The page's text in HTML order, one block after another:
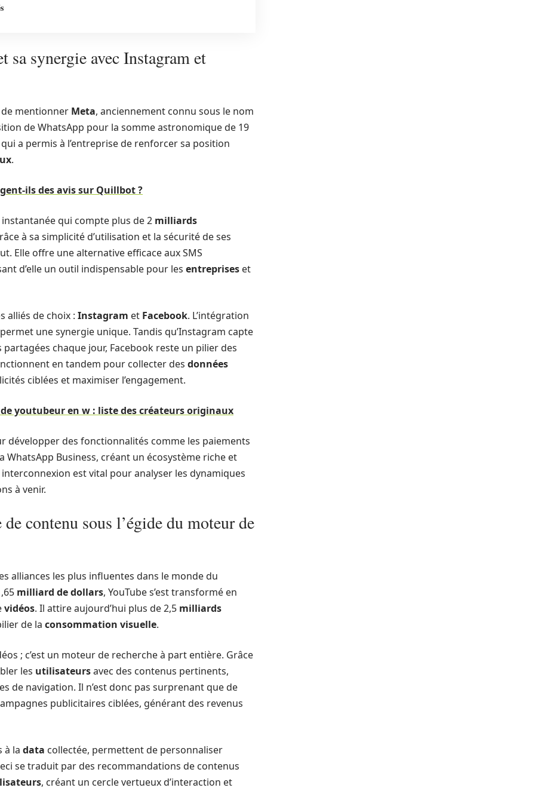
synergie avec Instagram et
mentionner Meta, anciennement connu sous le nom
de WhatsApp pour la somme astronomique de 19
a permis à l’entreprise de renforcer sa position
.
ils des avis sur Quillbot ?
qui compte plus de 2 milliards
à sa simplicité d’utilisation et la sécurité de ses
Elle offre une alternative efficace aux SMS
d’elle un outil indispensable pour les entreprises et
alliés de choix : Instagram et Facebook. L’intégration
une synergie unique. Tandis qu’Instagram capte
chaque jour, Facebook reste un pilier des
en tandem pour collecter des données
ciblées et maximiser l’engagement.
youtubeur en w : liste des créateurs originaux
développer des fonctionnalités comme les paiements
Business, créant un écosystème riche et
est vital pour analyser les dynamiques
à venir.
contenu sous l’égide du moteur de
alliances les plus influentes dans le monde du
milliard de dollars, YouTube s’est transformé en
vidéos. Il attire aujourd’hui plus de 2,5 milliards
de la consommation visuelle.
; c’est un moteur de recherche à part entière. Grâce
les utilisateursavec des contenus pertinents,
de navigation. Il n’est donc pas surprenant que de
publicitaires ciblées, générant des revenus
à la data collectée, permettent de personnaliser
se traduit par des recommandations de contenus
, créant un cercle vertueux d’interaction et